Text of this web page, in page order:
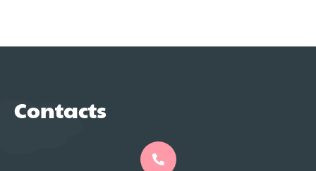
Contacts